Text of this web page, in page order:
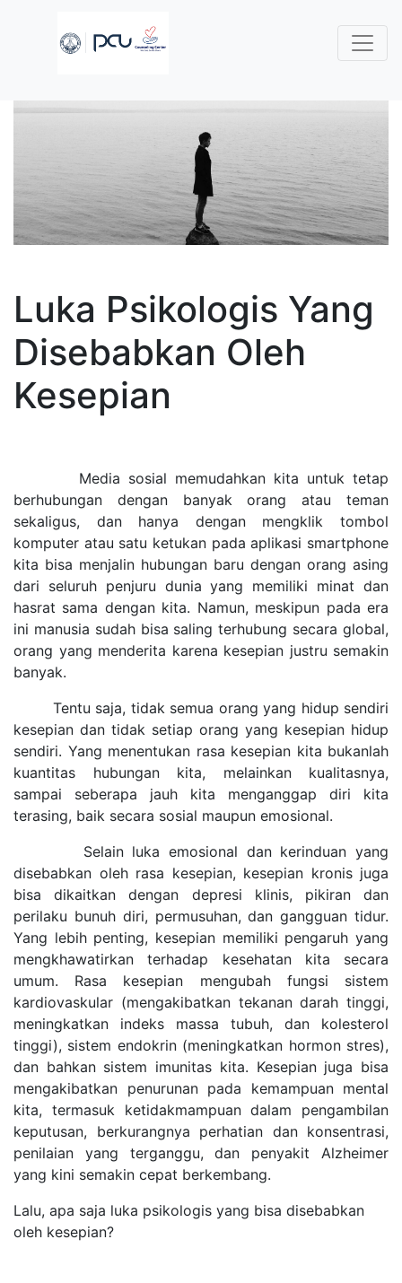
Luka Psikologis Yang
Disebabkan Oleh
Kesepian
Media sosial memudahkan kita untuk tetap
berhubungan dengan banyak orang atau teman
sekaligus, dan hanya dengan mengklik tombol
komputer atau satu ketukan pada aplikasi smartphone
kita bisa menjalin hubungan baru dengan orang asing
dari seluruh penjuru dunia yang memiliki minat dan
hasrat sama dengan kita. Namun, meskipun pada era
ini manusia sudah bisa saling terhubung secara global,
orang yang menderita karena kesepian justru semakin
banyak.
Tentu saja, tidak semua orang yang hidup sendiri
kesepian dan tidak setiap orang yang kesepian hidup
sendiri. Yang menentukan rasa kesepian kita bukanlah
kuantitas hubungan kita, melainkan kualitasnya,
sampai seberapa jauh kita menganggap diri kita
terasing, baik secara sosial maupun emosional.
Selain luka emosional dan kerinduan yang
disebabkan oleh rasa kesepian, kesepian kronis juga
bisa dikaitkan dengan depresi klinis, pikiran dan
perilaku bunuh diri, permusuhan, dan gangguan tidur.
Yang lebih penting, kesepian memiliki pengaruh yang
mengkhawatirkan terhadap kesehatan kita secara
umum. Rasa kesepian mengubah fungsi sistem
kardiovaskular (mengakibatkan tekanan darah tinggi,
meningkatkan indeks massa tubuh, dan kolesterol
tinggi), sistem endokrin (meningkatkan hormon stres),
dan bahkan sistem imunitas kita. Kesepian juga bisa
mengakibatkan penurunan pada kemampuan mental
kita, termasuk ketidakmampuan dalam pengambilan
keputusan, berkurangnya perhatian dan konsentrasi,
penilaian yang terganggu, dan penyakit Alzheimer
yang kini semakin cepat berkembang.
Lalu, apa saja luka psikologis yang bisa disebabkan
oleh kesepian?